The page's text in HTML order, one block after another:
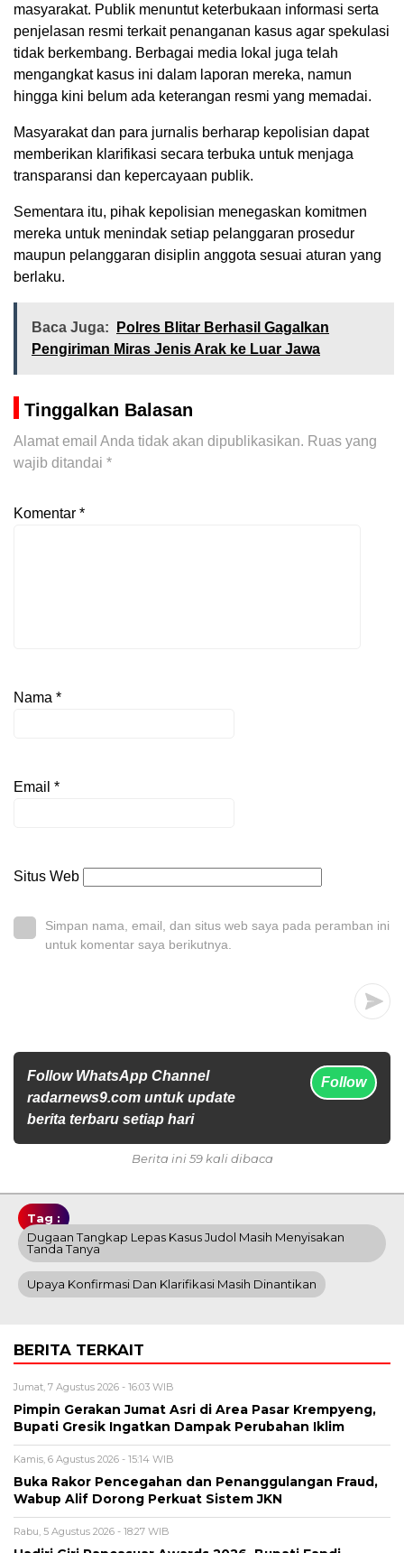
masyarakat. Publik menuntut keterbukaan informasi serta
penjelasan resmi terkait penanganan kasus agar spekulasi
tidak berkembang. Berbagai media lokal juga telah
mengangkat kasus ini dalam laporan mereka, namun
hingga kini belum ada keterangan resmi yang memadai.
Masyarakat dan para jurnalis berharap kepolisian dapat
memberikan klarifikasi secara terbuka untuk menjaga
transparansi dan kepercayaan publik.
Sementara itu, pihak kepolisian menegaskan komitmen
mereka untuk menindak setiap pelanggaran prosedur
maupun pelanggaran disiplin anggota sesuai aturan yang
berlaku.
Baca Juga:
Polres Blitar Berhasil Gagalkan
Pengiriman Miras Jenis Arak ke Luar Jawa
Tinggalkan Balasan
Alamat email Anda tidak akan dipublikasikan. Ruas yang
wajib ditandai *
Komentar *
Nama *
Email *
Situs Web
Simpan nama, email, dan situs web saya pada peramban ini
untuk komentar saya berikutnya.
Follow WhatsApp Channel
radarnews9.com untuk update
berita terbaru setiap hari
Follow
Berita ini 59 kali dibaca
Tag :
Dugaan Tangkap Lepas Kasus Judol Masih Menyisakan
Tanda Tanya
Upaya Konfirmasi Dan Klarifikasi Masih Dinantikan
BERITA TERKAIT
Jumat, 7 Agustus 2026 - 16:03 WIB
Pimpin Gerakan Jumat Asri di Area Pasar Krempyeng,
Bupati Gresik Ingatkan Dampak Perubahan Iklim
Kamis, 6 Agustus 2026 - 15:14 WIB
Buka Rakor Pencegahan dan Penanggulangan Fraud,
Wabup Alif Dorong Perkuat Sistem JKN
Rabu, 5 Agustus 2026 - 18:27 WIB